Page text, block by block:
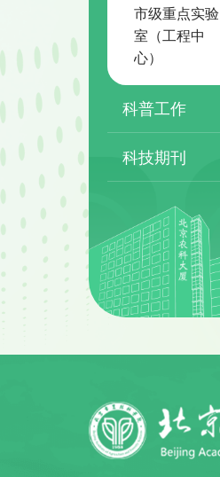
市级重点实验
室（工程中
心）
科普工作
科技期刊